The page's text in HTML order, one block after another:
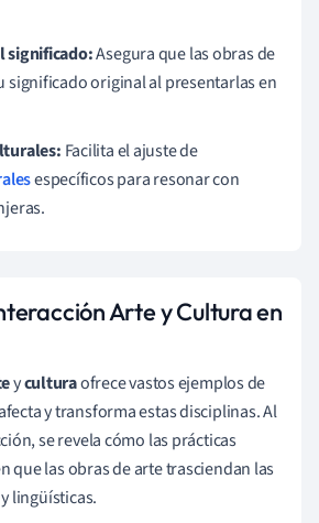
significado:Asegura que las obras de
significado original al presentarlas en
Facilita el ajuste de
específicos para resonar con
Arte y Cultura en
yculturaofrece vastos ejemplos de
y transforma estas disciplinas. Al
se revela cómo las prácticas
que las obras de arte trasciendan las
lingüísticas.